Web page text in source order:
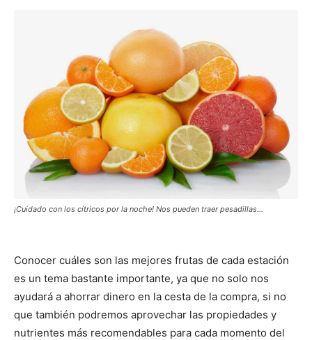
¡Cuidado con los cítricos por la noche! Nos pueden traer pesadillas...
Conocer cuáles son las mejores frutas de cada estación
es un tema bastante importante, ya que no solo nos
ayudará a ahorrar dinero en la cesta de la compra, si no
que también podremos aprovechar las propiedades y
nutrientes más recomendables para cada momento del